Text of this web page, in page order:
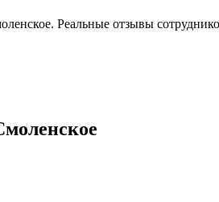
Реальные отзывы